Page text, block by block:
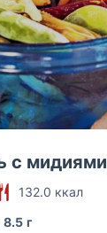
с мидиями
132.0 ккал
8.5 г